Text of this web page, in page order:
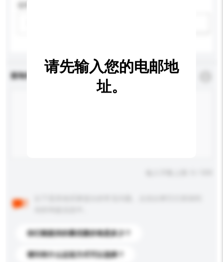
查询内容 * 必须填写
你们能提供的最优惠价格是多少？
请问有什么运送方式可以选择？
请先输入您的电邮地
址。